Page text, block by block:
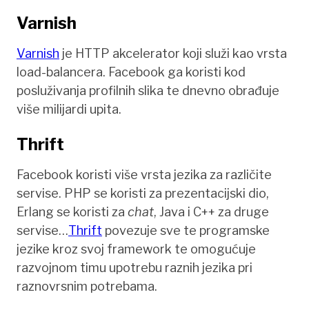
Varnish
Varnish je HTTP akcelerator koji služi kao vrsta
load-balancera. Facebook ga koristi kod
posluživanja profilnih slika te dnevno obrađuje
više milijardi upita.
Thrift
Facebook koristi više vrsta jezika za različite
servise. PHP se koristi za prezentacijski dio,
Erlang se koristi za chat, Java i C++ za druge
servise…Thrift povezuje sve te programske
jezike kroz svoj framework te omogućuje
razvojnom timu upotrebu raznih jezika pri
raznovrsnim potrebama.